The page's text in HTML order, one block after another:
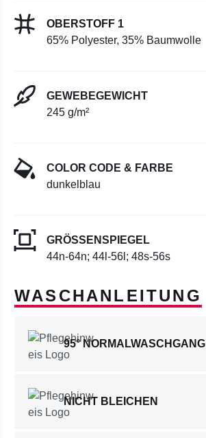
OBERSTOFF 1
65% Polyester, 35% Baumwolle
GEWEBEGEWICHT
245 g/m²
COLOR CODE & FARBE
dunkelblau
GRÖSSENSPIEGEL
44n-64n; 44l-56l; 48s-56s
WASCHANLEITUNG
95° NORMALWASCHGANG
NICHT BLEICHEN